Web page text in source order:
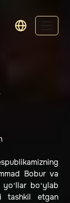
Bobur va
bo‘ylab
tashkil etgan